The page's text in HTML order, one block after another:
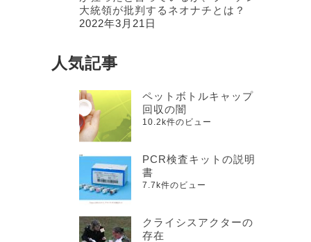
大統領が批判するネオナチとは？
2022年3月21日
人気記事
ペットボトルキャップ
回収の闇
10.2k件のビュー
PCR検査キットの説明
書
7.7k件のビュー
クライシスアクターの
存在